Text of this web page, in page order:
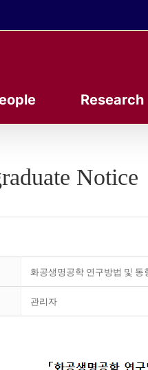
Research
Notice
화공생명공학 연구방법 및 동
관리자